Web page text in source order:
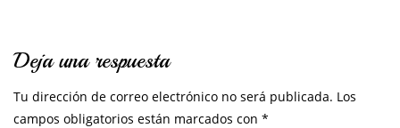
Deja una respuesta
Tu dirección de correo electrónico no será publicada. Los
campos obligatorios están marcados con *